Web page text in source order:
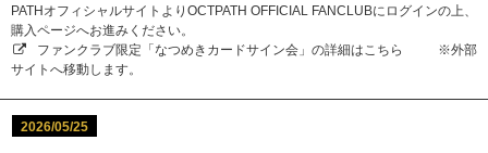
PATHオフィシャルサイトよりOCTPATH OFFICIAL FANCLUBにログインの上、
購入ページへお進みください。
ファンクラブ限定「なつめきカードサイン会」の詳細はこちら
※外部
サイトへ移動します。
2026/05/25